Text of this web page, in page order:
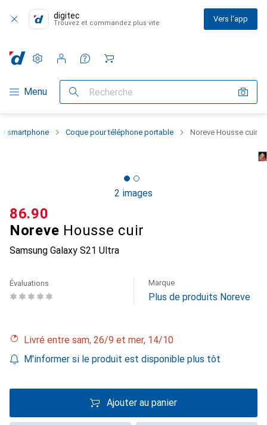
digitec
Trouvez et commandez plus vite Vers l'app
Navigation par catégorie
Menu Recherche
Paramètres
Compte client
Listes de comparaison
Listes d'envies
Panier
smartphone Coque pour téléphone portable Noreve Housse cuir
2 images
Noreve Housse cuir
Samsung Galaxy S21 Ultra
CHF
86.90
Évaluations Marque
Plus de produits Noreve
Livré entre sam, 26/9 et mer, 14/10
M'informer si le produit est disponible plus tôt
Ajouter au panier